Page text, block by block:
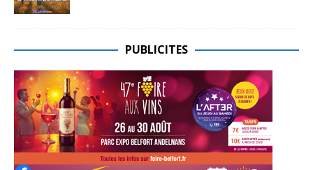
PUBLICITES